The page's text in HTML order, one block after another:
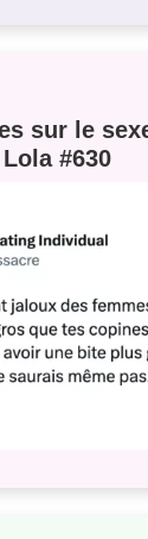
sur le
#630